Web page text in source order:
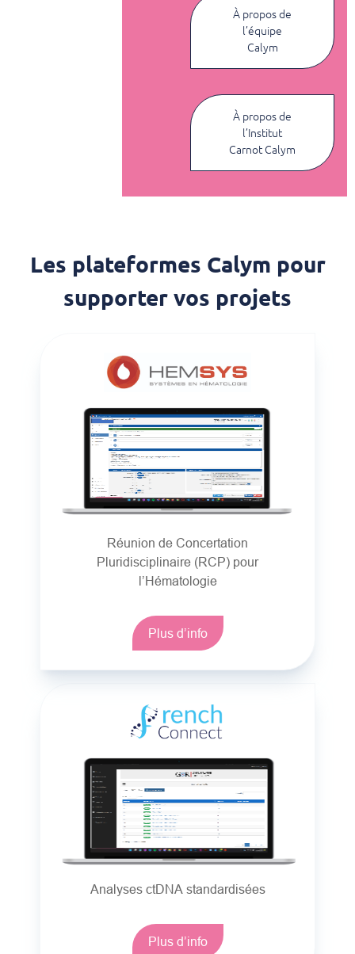
À propos de
l’équipe
Calym
À propos de
l’Institut
Carnot Calym
Les plateformes Calym pour
supporter vos projets
Réunion de Concertation
Pluridisciplinaire (RCP) pour
l’Hématologie
Plus d’info
Analyses ctDNA standardisées
Plus d’info